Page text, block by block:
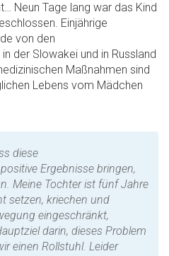
Neun Tage lang war das Kind
Einjährige
von den
der Slowakei und in Russland
Maßnahmen sind
Lebens vom Mädchen
diese
Ergebnisse bringen,
Meine Tochter ist fünf Jahre
setzen, kriechen und
eingeschränkt,
darin, dieses Problem
einen Rollstuhl. Leider